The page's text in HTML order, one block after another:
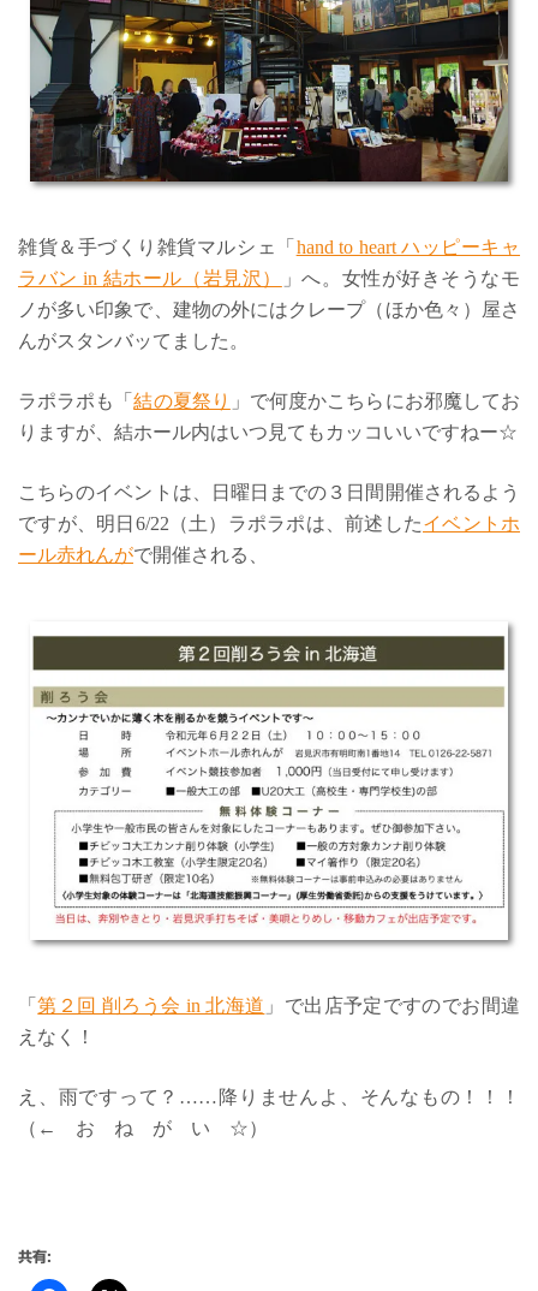
雑貨＆手づくり雑貨マルシェ「 hand to heart ハッピーキャ
ラバン in 結ホール（岩見沢）
」へ。女性が好きそうなモ
ノが多い印象で、建物の外にはクレープ（ほか色々）屋さ
んがスタンバッてました。
ラポラポも「結の夏祭り 」で何度かこちらにお邪魔してお
りますが、結ホール内はいつ見てもカッコいいですねー☆
こちらのイベントは、日曜日までの３日間開催されるよう
ですが、明日6/22（土）ラポラポは、前述したイベントホ
ール赤れんがで開催される、
「第２回 削ろう会 in 北海道 」で出店予定ですのでお間違
えなく！
え、雨ですって？……降りませんよ、そんなもの！！！
（← お ね が い ☆）
共有: